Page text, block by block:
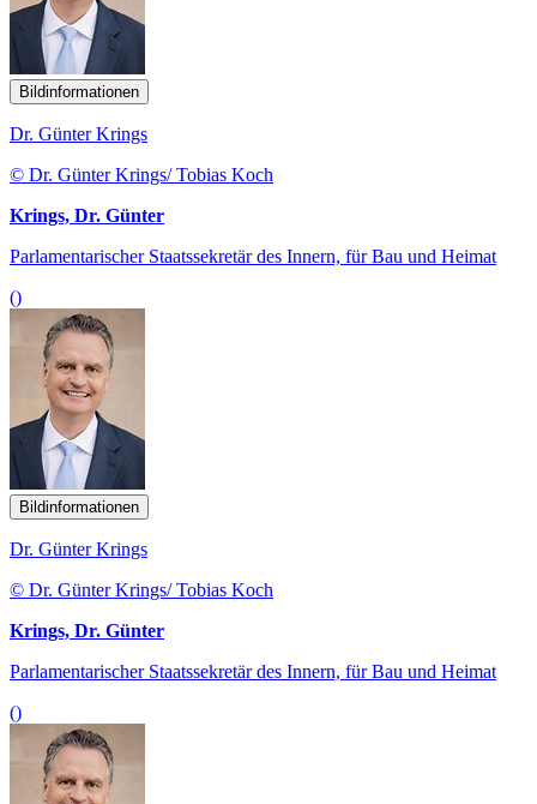
Bildinformationen
Dr. Günter Krings
© Dr. Günter Krings/ Tobias Koch
Krings, Dr. Günter
Parlamentarischer Staatssekretär des Innern, für Bau und Heimat
()
Bildinformationen
Dr. Günter Krings
© Dr. Günter Krings/ Tobias Koch
Krings, Dr. Günter
Parlamentarischer Staatssekretär des Innern, für Bau und Heimat
()